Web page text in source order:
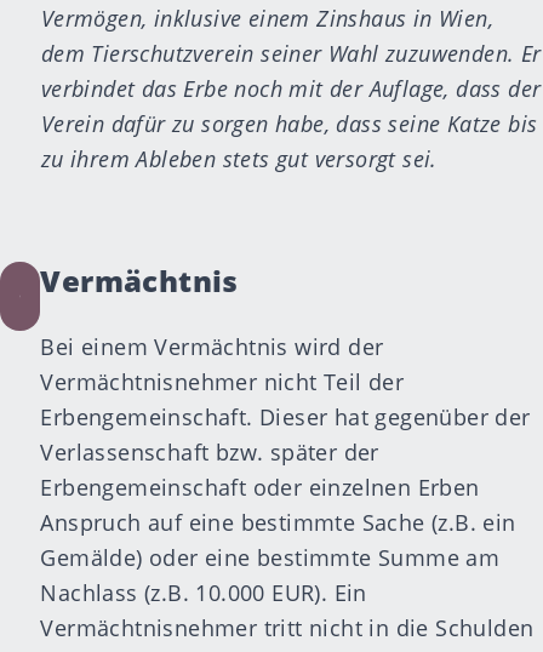
Vermögen, inklusive einem Zinshaus in Wien,
dem Tierschutzverein seiner Wahl zuzuwenden. Er
verbindet das Erbe noch mit der Auflage, dass der
Verein dafür zu sorgen habe, dass seine Katze bis
zu ihrem Ableben stets gut versorgt sei.
Vermächtnis
Bei einem Vermächtnis wird der
Vermächtnisnehmer nicht Teil der
Erbengemeinschaft. Dieser hat gegenüber der
Verlassenschaft bzw. später der
Erbengemeinschaft oder einzelnen Erben
Anspruch auf eine bestimmte Sache (z.B. ein
Gemälde) oder eine bestimmte Summe am
Nachlass (z.B. 10.000 EUR). Ein
Vermächtnisnehmer tritt nicht in die Schulden